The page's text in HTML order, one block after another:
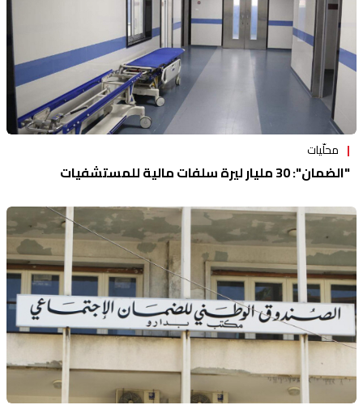
محلّيات
"الضمان": 30 مليار ليرة سلفات مالية للمستشفيات